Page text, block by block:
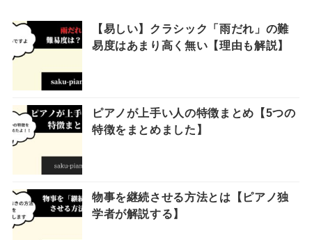
【易しい】クラシック「雨だれ」の難
易度はあまり高く無い【理由も解説】
ピアノが上手い人の特徴まとめ【5つの
特徴をまとめました】
物事を継続させる方法とは【ピアノ独
学者が解説する】